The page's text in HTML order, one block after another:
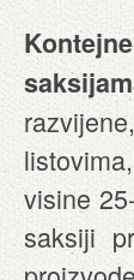
visine
saksiji